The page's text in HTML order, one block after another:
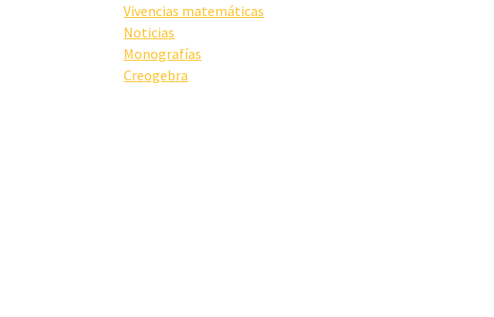
Vivencias matemáticas
Noticias
Monografías
Creogebra